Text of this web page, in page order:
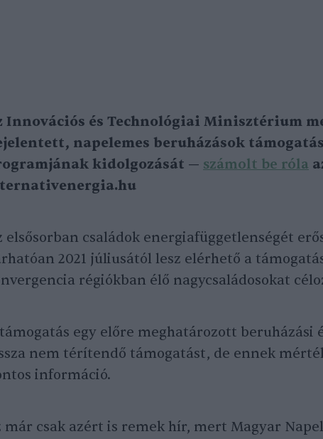
Innovációs és Technológiai Minisztérium
napelemes beruházások
kidolgozását — számolt be róla
elsősorban családok energiafüggetlenségét
2021 júliusától lesz elérhető a
régiókban élő nagycsaládosokat
egy előre meghatározott
nem térítendő támogatást, de ennek
információ.
már csak azért is remek hír, mert Magyar